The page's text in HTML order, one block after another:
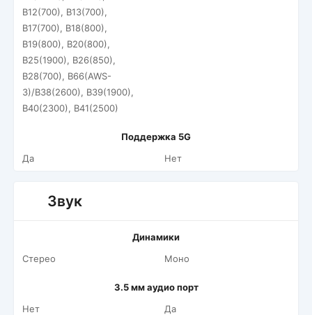
B12(700), B13(700),
B17(700), B18(800),
B19(800), B20(800),
B25(1900), B26(850),
B28(700), B66(AWS-
3)/B38(2600), B39(1900),
B40(2300), B41(2500)
Поддержка 5G
Да
Нет
Звук
Динамики
Стерео
Моно
3.5 мм аудио порт
Нет
Да